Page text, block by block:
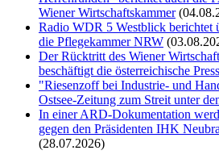
Wiener Wirtschaftskammer
Radio WDR 5 Westblick berichtet
die Pflegekammer NRW
Der Rücktritt des Wiener
beschäftigt die österreichische
"Riesenzoff bei Industrie- und
Ostsee-Zeitung zum Streit unter
In einer ARD-Dokumentation
gegen den Präsidenten IHK
(28.07.2026)